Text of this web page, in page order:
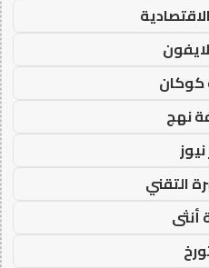
كوكان
نهج
التقني
أنثى